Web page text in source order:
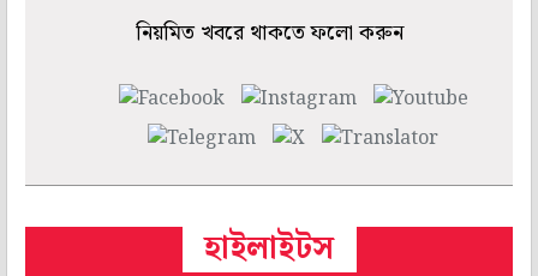
নিয়মিত খবরে থাকতে ফলো করুন
হাইলাইটস